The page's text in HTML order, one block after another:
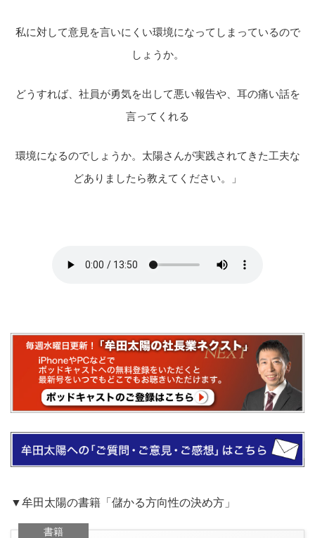
私に対して意見を言いにくい環境になってしまっているので
しょうか。
どうすれば、社員が勇気を出して悪い報告や、耳の痛い話を
言ってくれる
環境になるのでしょうか。太陽さんが実践されてきた工夫な
どありましたら教えてください。」
▼牟田太陽の書籍「儲かる方向性の決め方」
書籍